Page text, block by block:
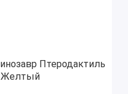
Птеродактиль
Желтый